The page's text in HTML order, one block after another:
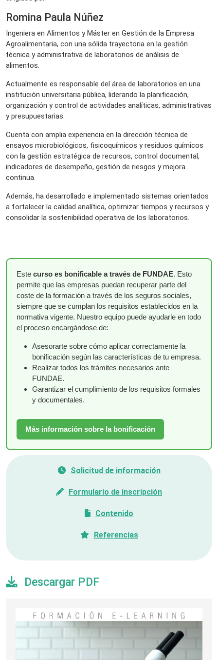
Romina Paula Núñez
Ingeniera en Alimentos y Máster en Gestión de la Empresa
Agroalimentaria, con una sólida trayectoria en la gestión
técnica y administrativa de laboratorios de análisis de
alimentos.
Actualmente es responsable del área de laboratorios en una
institución universitaria pública, liderando la planificación,
organización y control de actividades analíticas, administrativas
y presupuestarias.
Cuenta con amplia experiencia en la dirección técnica de
ensayos microbiológicos, fisicoquímicos y residuos químicos
con la gestión estratégica de recursos, control documental,
indicadores de desempeño, gestión de riesgos y mejora
continua.
Además, ha desarrollado e implementado sistemas orientados
a fortalecer la calidad analítica, optimizar tiempos y recursos y
consolidar la sostenibilidad operativa de los laboratorios.
Este curso es bonificable a través de FUNDAE. Esto
permite que las empresas puedan recuperar parte del
coste de la formación a través de los seguros sociales,
siempre que se cumplan los requisitos establecidos en la
normativa vigente. Nuestro equipo puede ayudarle en todo
el proceso encargándose de:
Asesorarte sobre cómo aplicar correctamente la
bonificación según las características de tu empresa.
Realizar todos los trámites necesarios ante
FUNDAE.
Garantizar el cumplimiento de los requisitos formales
y documentales.
Más información sobre la bonificación
Solicitud de información
Formulario de inscripción
Contenido
Referencias
Descargar PDF